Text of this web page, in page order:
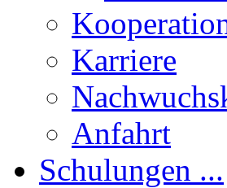
Karriere
Anfahrt
Schulungen ...